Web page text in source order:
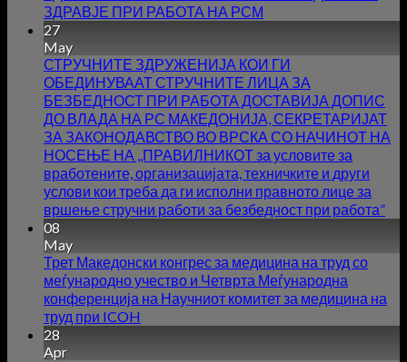
ЗДРАВЈЕ ПРИ РАБОТА НА РСМ
27
May
СТРУЧНИТЕ ЗДРУЖЕНИЈА КОИ ГИ
ОБЕДИНУВААТ СТРУЧНИТЕ ЛИЦА ЗА
БЕЗБЕДНОСТ ПРИ РАБОТА ДОСТАВИЈА ДОПИС
ДО ВЛАДА НА РС МАКЕДОНИЈА, СЕКРЕТАРИЈАТ
ЗА ЗАКОНОДАВСТВО ВО ВРСКА СО НАЧИНОТ НА
НОСЕЊЕ НА ,,ПРАВИЛНИКОТ за условите за
вработените, организацијата, техничките и други
услови кои треба да ги исполни правното лице за
вршење стручни работи за безбедност при работа”
08
May
Трет Македонски конгрес за медицина на труд со
меѓународно учество и Четврта Меѓународна
конференција на Научниот комитет за медицина на
труд при ICOH
28
Apr